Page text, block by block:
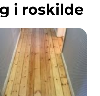
i roskilde